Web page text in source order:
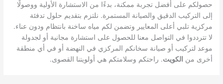
حصولكم على أفضل تجربة ممكنة، بدءًا من الاستشارة الأولية ووصولًا
إلى التركيب الدقيق والصيانة المستمرة. نلتزم بتقديم حلول تدفئة
مركزية تلبي أعلى المعايير وتضمن لكم مياه ساخنة بانتظام ودون عناء.
لا تترددوا في التواصل معنا للحصول على استشارة مجانية أو لجدولة
موعد لتركيب أو صيانة سخانكم المركزي في النهضة أو في أي منطقة
أخرى من الكويت. راحتكم وسلامتكم هي أولويتنا القصوى.